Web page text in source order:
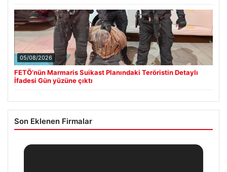
05/08/2026
FETÖ’nün Marmaris Suikast Planındaki Teröristin Detaylı
İfadesi Gün yüzüne çıktı
Son Eklenen Firmalar